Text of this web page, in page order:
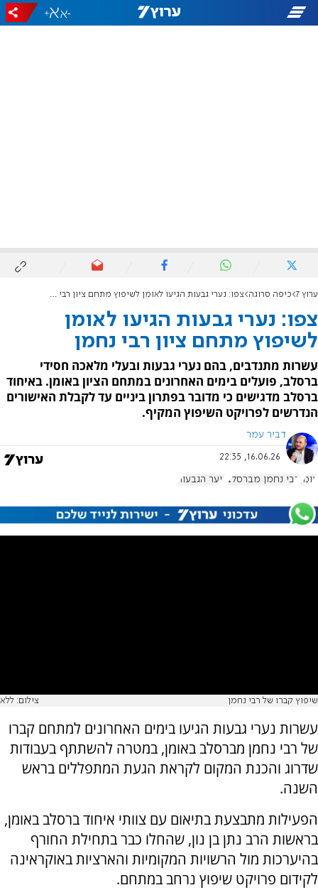
-
+
ערוץ 7 כיפה סרוגה צפו: נערי גבעות הגיעו לאומן לשיפוץ מתחם ציון רבי נחמן
צפו: נערי גבעות הגיעו לאומן
לשיפוץ מתחם ציון רבי נחמן
עשרות מתנדבים, בהם נערי גבעות ובעלי מלאכה חסידי
ברסלב, פועלים בימים האחרונים במתחם הציון באומן. באיחוד
ברסלב מדגישים כי מדובר בפתרון ביניים עד לקבלת האישורים
הנדרשים לפרויקט השיפוץ המקיף.
דביר עמר
16.06.26, 22:35
אומן רבי נחמן מברסלב נוער הגבעות
שיפוץ קברו של רבי נחמן צילום: ללא
עשרות נערי גבעות הגיעו בימים האחרונים למתחם קברו
של רבי נחמן מברסלב באומן, במטרה להשתתף בעבודות
שדרוג והכנת המקום לקראת הגעת המתפללים בראש
השנה.
הפעילות מתבצעת בתיאום עם צוותי איחוד ברסלב באומן,
בראשות הרב נתן בן נון, שהחלו כבר בתחילת החורף
בהיערכות מול הרשויות המקומיות והארציות באוקראינה
לקידום פרויקט שיפוץ נרחב במתחם.